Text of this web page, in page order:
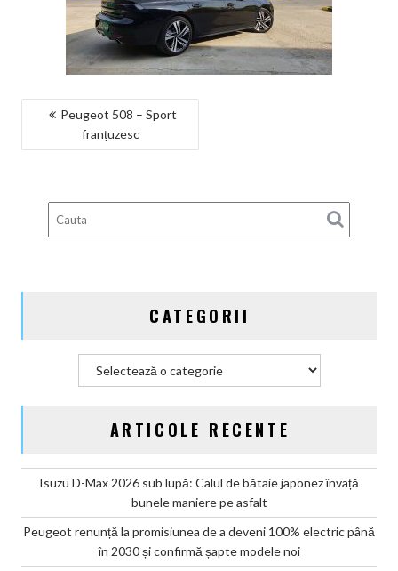
NAVIGARE
Peugeot 508 – Sport
franțuzesc
CATEGORII
ARTICOLE RECENTE
Isuzu D-Max 2026 sub lupă: Calul de bătaie japonez învață
bunele maniere pe asfalt
Peugeot renunță la promisiunea de a deveni 100% electric până
în 2030 și confirmă șapte modele noi